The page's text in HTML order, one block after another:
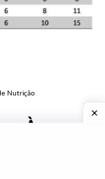
Nutrição
À